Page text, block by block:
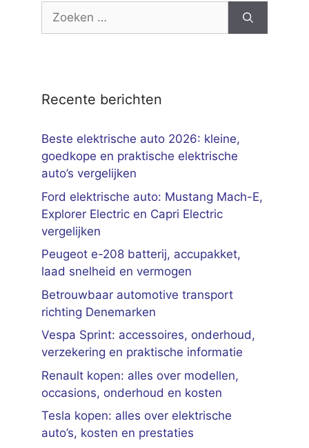
Zoek
Recente berichten
Beste elektrische auto 2026: kleine,
goedkope en praktische elektrische
auto’s vergelijken
Ford elektrische auto: Mustang Mach-E,
Explorer Electric en Capri Electric
vergelijken
Peugeot e-208 batterij, accupakket,
laad snelheid en vermogen
Betrouwbaar automotive transport
richting Denemarken
Vespa Sprint: accessoires, onderhoud,
verzekering en praktische informatie
Renault kopen: alles over modellen,
occasions, onderhoud en kosten
Tesla kopen: alles over elektrische
auto’s, kosten en prestaties